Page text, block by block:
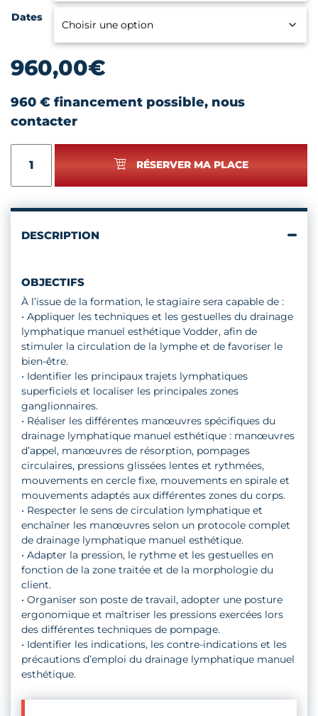
Dates
960,00€
960 € financement possible, nous
contacter
VISAGE
CORPS
RÉSERVER MA PLACE
DESCRIPTION
OBJECTIFS
À l’issue de la formation, le stagiaire sera capable de :
• Appliquer les techniques et les gestuelles du drainage
lymphatique manuel esthétique Vodder, afin de
stimuler la circulation de la lymphe et de favoriser le
bien-être.
• Identifier les principaux trajets lymphatiques
superficiels et localiser les principales zones
ganglionnaires.
• Réaliser les différentes manœuvres spécifiques du
drainage lymphatique manuel esthétique : manœuvres
d’appel, manœuvres de résorption, pompages
circulaires, pressions glissées lentes et rythmées,
mouvements en cercle fixe, mouvements en spirale et
mouvements adaptés aux différentes zones du corps.
• Respecter le sens de circulation lymphatique et
enchaîner les manœuvres selon un protocole complet
de drainage lymphatique manuel esthétique.
• Adapter la pression, le rythme et les gestuelles en
fonction de la zone traitée et de la morphologie du
client.
• Organiser son poste de travail, adopter une posture
ergonomique et maîtriser les pressions exercées lors
des différentes techniques de pompage.
• Identifier les indications, les contre-indications et les
précautions d’emploi du drainage lymphatique manuel
esthétique.